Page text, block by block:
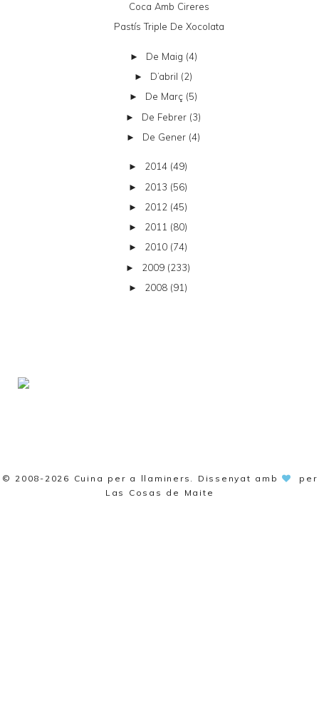
Coca Amb Cireres
Pastís Triple De Xocolata
► De Maig (4)
► D’abril (2)
► De Març (5)
► De Febrer (3)
► De Gener (4)
► 2014 (49)
► 2013 (56)
► 2012 (45)
► 2011 (80)
► 2010 (74)
► 2009 (233)
► 2008 (91)
© 2008-2026 Cuina per a llaminers . Dissenyat amb
per
Las Cosas de Maite